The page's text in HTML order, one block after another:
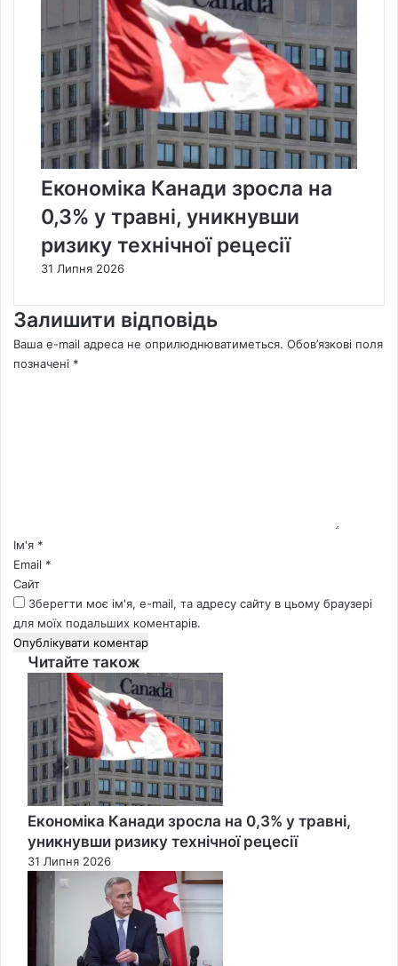
Економіка Канади зросла на
0,3% у травні, уникнувши
ризику технічної рецесії
31 Липня 2026
Залишити відповідь
Ваша e-mail адреса не оприлюднюватиметься. Обов’язкові поля
позначені *
*
Ім'я *
Email *
Сайт
Зберегти моє ім'я, e-mail, та адресу сайту в цьому браузері
для моїх подальших коментарів.
Читайте також
Економіка Канади зросла на 0,3% у травні,
уникнувши ризику технічної рецесії
31 Липня 2026